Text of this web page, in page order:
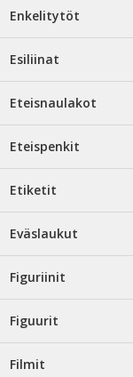
Enkelitytöt
Esiliinat
Eteisnaulakot
Eteispenkit
Etiketit
Eväslaukut
Figuriinit
Figuurit
Filmit